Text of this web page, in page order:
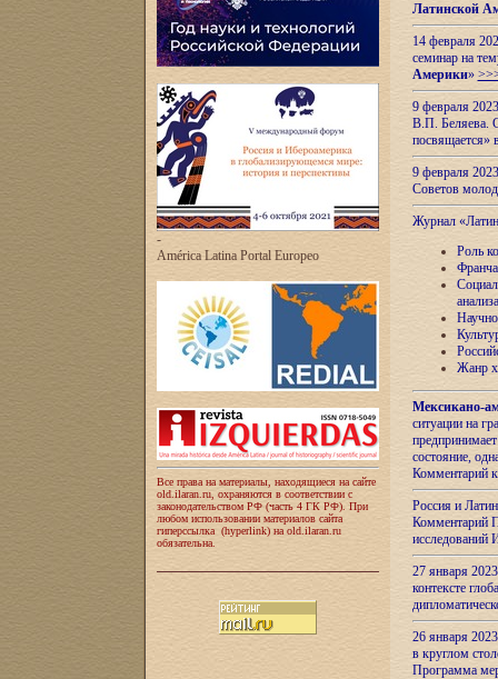
-
América Latina Portal Europeo
Все права на материалы, находящиеся на сайте
old.ilaran.ru, охраняются в соответствии с
законодательством РФ (часть 4 ГК РФ). При
любом использовании материалов сайта
гиперссылка (hyperlink) на old.ilaran.ru
обязательна.
Латинской
14 февраля
семинар на
Америки»
9 февраля
В.П. Беляева.
посвящается»
9 февраля
Советов
Журнал
Роль
анализа
Жанр
Мексикано-
ситуации на
состояние,
Комментарий
Россия и
Комментарий
27 января
контексте
26 января
в круглом
Программа